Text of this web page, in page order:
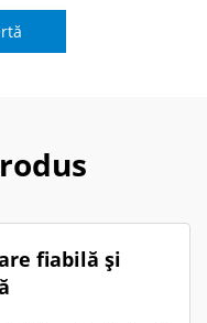
fiabilă și